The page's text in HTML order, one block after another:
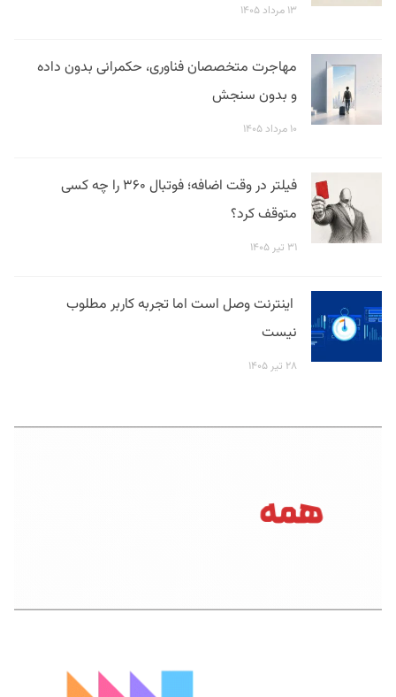
۱۳ مرداد ۱۴۰۵
مهاجرت متخصصان فناوری، حکمرانی بدون داده
و بدون سنجش
۱۰ مرداد ۱۴۰۵
فیلتر در وقت اضافه؛ فوتبال ۳۶۰ را چه کسی
متوقف کرد؟
۳۱ تیر ۱۴۰۵
اینترنت وصل است اما تجربه کاربر مطلوب
نیست
۲۸ تیر ۱۴۰۵